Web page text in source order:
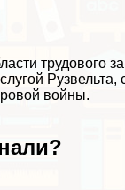
трудового
войны.